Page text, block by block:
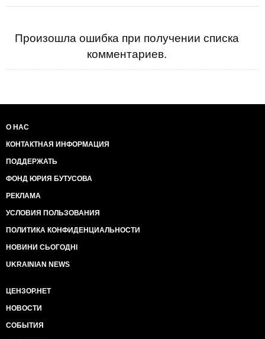
Произошла ошибка при получении списка
комментариев.
О НАС
КОНТАКТНАЯ ИНФОРМАЦИЯ
ПОДДЕРЖАТЬ
ФОНД ЮРИЯ БУТУСОВА
РЕКЛАМА
УСЛОВИЯ ПОЛЬЗОВАНИЯ
ПОЛИТИКА КОНФИДЕНЦИАЛЬНОСТИ
НОВИНИ СЬОГОДНІ
UKRAINIAN NEWS
ЦЕНЗОР.НЕТ
НОВОСТИ
СОБЫТИЯ